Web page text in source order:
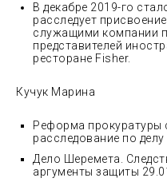
В декабре 2019-го
расследует
служащими компании
представителей
ресторане Fisher.
Кучук Марина
Реформа прокуратуры
расследование по
Дело Шеремета.
аргументы защиты